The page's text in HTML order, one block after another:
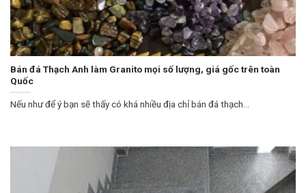
Bán đá Thạch Anh làm Granito mọi số lượng, giá gốc trên toàn
Quốc
Nếu như để ý bạn sẽ thấy có khá nhiều địa chỉ bán đá thạch...